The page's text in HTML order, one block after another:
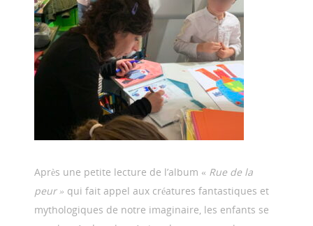
Après une petite lecture de l’album « Rue de la
peur » qui fait appel aux créatures fantastiques et
mythologiques de notre imaginaire, les enfants se